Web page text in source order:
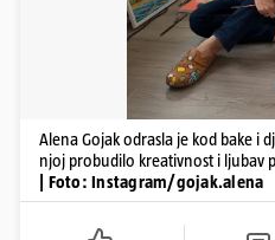
Alena Gojak odrasla je kod bake i
njoj probudilo kreativnost i ljubav
| Foto: Instagram/gojak.alena